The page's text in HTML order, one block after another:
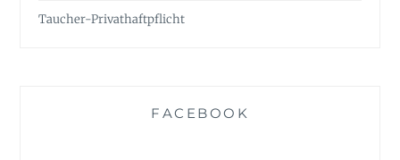
Taucher-Privathaftpflicht
FACEBOOK